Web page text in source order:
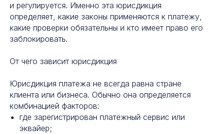
и регулируется. Именно эта юрисдикция
определяет, какие законы применяются к платежу,
какие проверки обязательны и кто имеет право его
заблокировать.
От чего зависит юрисдикция
Юрисдикция платежа не всегда равна стране
клиента или бизнеса. Обычно она определяется
комбинацией факторов:
где зарегистрирован платёжный сервис или
эквайер;